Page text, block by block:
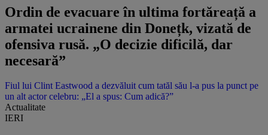
Ordin de evacuare în ultima fortăreață a
armatei ucrainene din Donețk, vizată de
ofensiva rusă. „O decizie dificilă, dar
necesară”
Fiul lui Clint Eastwood a dezvăluit cum tatăl său l-a pus la punct pe
un alt actor celebru: „El a spus: Cum adică?”
Actualitate
IERI